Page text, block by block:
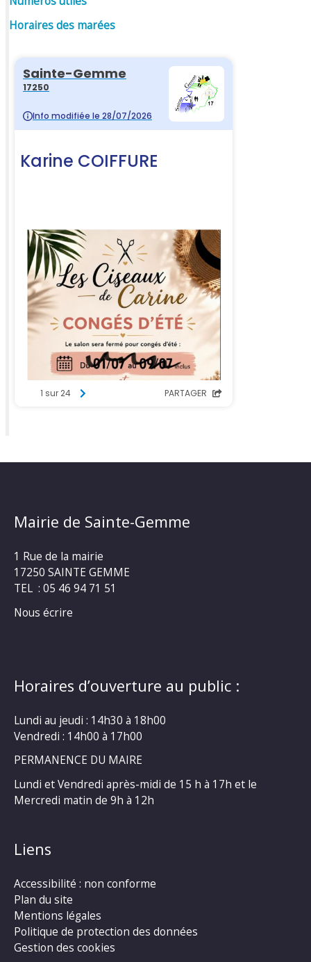
Horaires des marées
Mairie de Sainte-Gemme
1 Rue de la mairie
17250 SAINTE GEMME
TEL : 05 46 94 71 51
Nous écrire
Horaires d’ouverture au public :
Lundi au jeudi : 14h30 à 18h00
Vendredi : 14h00 à 17h00
PERMANENCE DU MAIRE
Lundi et Vendredi après-midi de 15 h à 17h et le
Mercredi matin de 9h à 12h
Liens
Accessibilité : non conforme
Plan du site
Mentions légales
Politique de protection des données
Gestion des cookies